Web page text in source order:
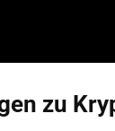
zu